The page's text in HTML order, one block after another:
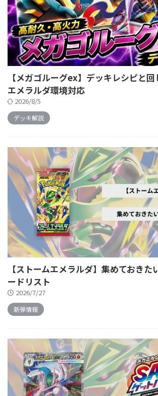
【メガゴルーグex】デッキレシピと
エメラルダ環境対応
2026/8/5
デッキ解説
【ストームエメラルダ】集めておきた
ードリスト
2026/7/27
新弾情報